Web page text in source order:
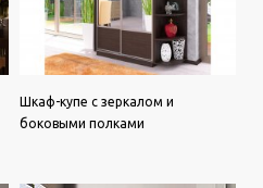
Шкаф-купе с зеркалом и
боковыми полками